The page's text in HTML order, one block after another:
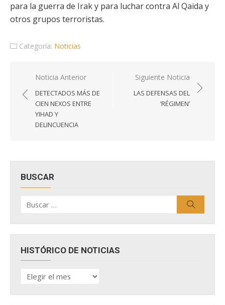
para la guerra de Irak y para luchar contra Al Qaida y
otros grupos terroristas.
Categoría: Noticias
Navegación
de
entradas
Noticia Anterior
DETECTADOS MÁS DE
CIEN NEXOS ENTRE
YIHAD Y
DELINCUENCIA
Siguiente Noticia
LAS DEFENSAS DEL
‘RÉGIMEN’
BUSCAR
por:
HISTÓRICO DE NOTICIAS
HISTÓRICO
DE